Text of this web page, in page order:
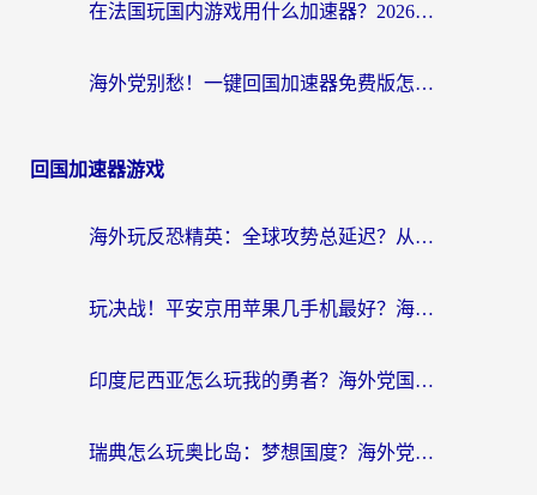
在法国玩国内游戏用什么加速器？2026实测解决延迟卡顿的实用指南
海外党别愁！一键回国加速器免费版怎么选？从踩坑到流畅访问的全攻略
回国加速器游戏
海外玩反恐精英：全球攻势总延迟？从瑞典玩神武4到外国玩黎明觉醒，选对加速器才是关键！
玩决战！平安京用苹果几手机最好？海外党必看的设备+加速器双攻略
印度尼西亚怎么玩我的勇者？海外党国服游戏加速避坑指南（附实况五行师解决方案）
瑞典怎么玩奥比岛：梦想国度？海外党亲测有效的国服游戏加速全攻略